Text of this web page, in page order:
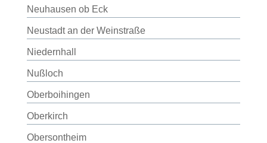
Neuhausen ob Eck
Neustadt an der Weinstraße
Niedernhall
Nußloch
Oberboihingen
Oberkirch
Obersontheim